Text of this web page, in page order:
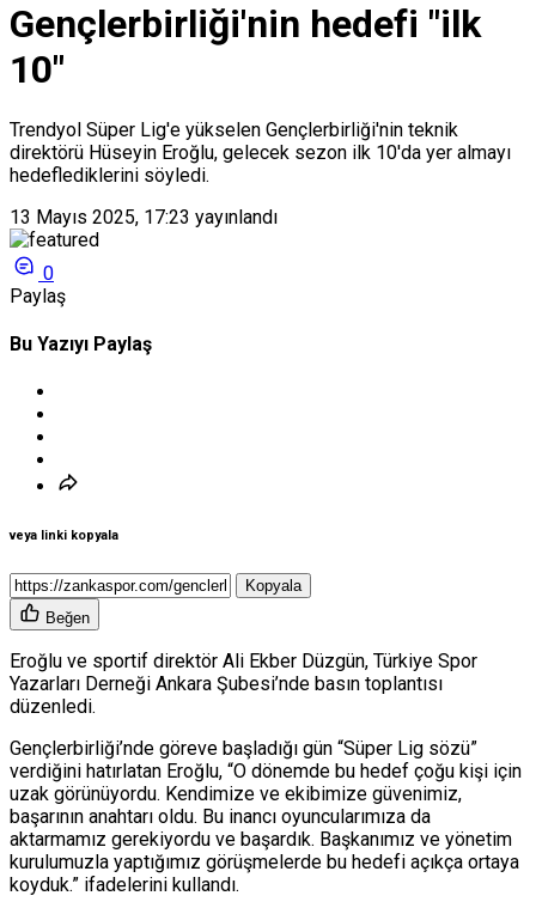
Gençlerbirliği'nin hedefi "ilk
10"
Trendyol Süper Lig'e yükselen Gençlerbirliği'nin teknik
direktörü Hüseyin Eroğlu, gelecek sezon ilk 10'da yer almayı
hedeflediklerini söyledi.
13 Mayıs 2025, 17:23 yayınlandı
0
Paylaş
Bu Yazıyı Paylaş
veya linki kopyala
Kopyala
Beğen
Eroğlu ve sportif direktör Ali Ekber Düzgün, Türkiye Spor
Yazarları Derneği Ankara Şubesi’nde basın toplantısı
düzenledi.
Gençlerbirliği’nde göreve başladığı gün “Süper Lig sözü”
verdiğini hatırlatan Eroğlu, “O dönemde bu hedef çoğu kişi için
uzak görünüyordu. Kendimize ve ekibimize güvenimiz,
başarının anahtarı oldu. Bu inancı oyuncularımıza da
aktarmamız gerekiyordu ve başardık. Başkanımız ve yönetim
kurulumuzla yaptığımız görüşmelerde bu hedefi açıkça ortaya
koyduk.” ifadelerini kullandı.